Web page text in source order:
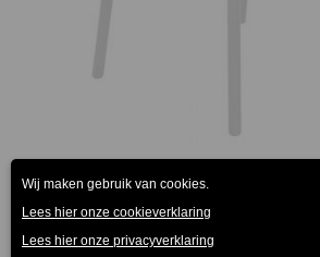
Gina Resol terrasstoel wit
€59.00